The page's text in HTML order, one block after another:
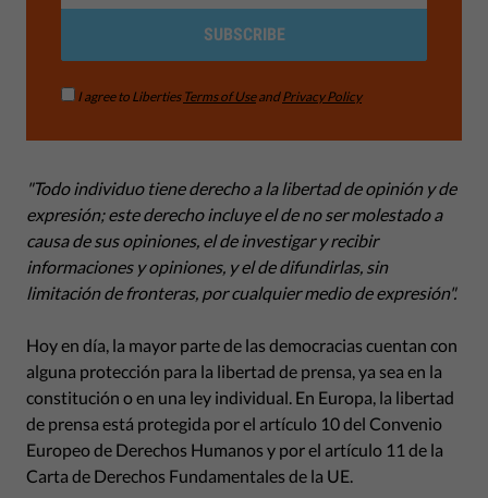
SUBSCRIBE
I agree to Liberties Terms of UseandPrivacy Policy
"Todo individuo tiene derecho a la libertad de opinión y de
expresión; este derecho incluye el de no ser molestado a
causa de sus opiniones, el de investigar y recibir
informaciones y opiniones, y el de difundirlas, sin
limitación de fronteras, por cualquier medio de expresión".
Hoy en día, la mayor parte de las democracias cuentan con
alguna protección para la libertad de prensa, ya sea en la
constitución o en una ley individual. En Europa, la libertad
de prensa está protegida por el artículo 10 del Convenio
Europeo de Derechos Humanos y por el artículo 11 de la
Carta de Derechos Fundamentales de la UE.